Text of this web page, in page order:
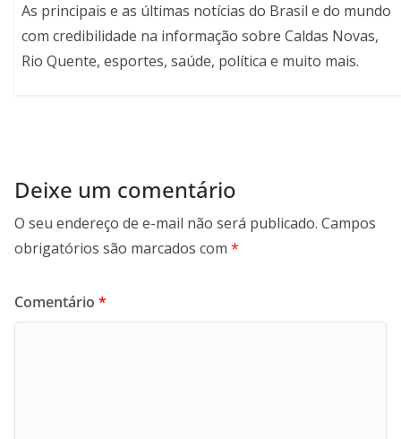
As principais e as últimas notícias do Brasil e do mundo
com credibilidade na informação sobre Caldas Novas,
Rio Quente, esportes, saúde, política e muito mais.
Deixe um comentário
O seu endereço de e-mail não será publicado. Campos
obrigatórios são marcados com *
Comentário *